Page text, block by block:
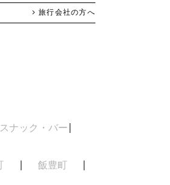
简体中文旅行会社の方へ
スナック・バー
飯豊町